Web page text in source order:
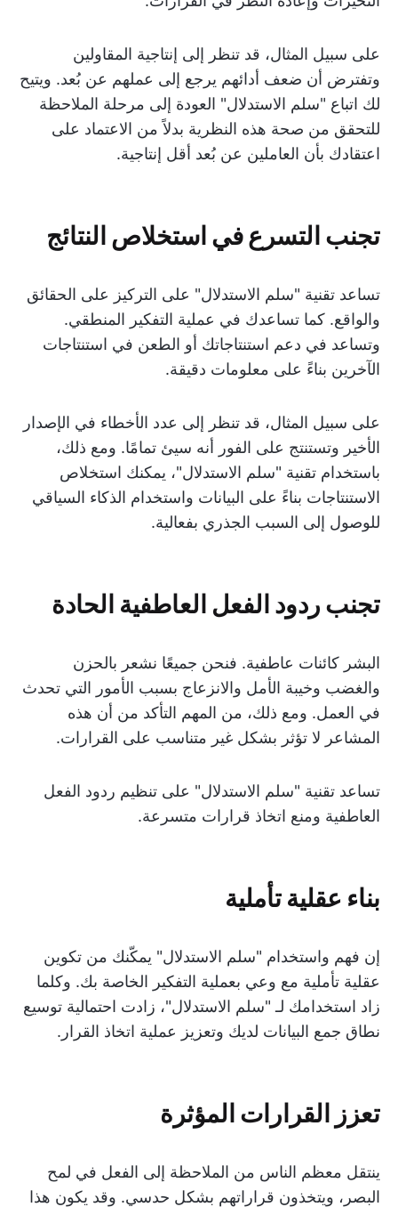
على سبيل المثال، قد تنظر إلى إنتاجية المقاولين
وتفترض أن ضعف أدائهم يرجع إلى عملهم عن بُعد. ويتيح
لك اتباع "سلم الاستدلال" العودة إلى مرحلة الملاحظة
للتحقق من صحة هذه النظرية بدلاً من الاعتماد على
اعتقادك بأن العاملين عن بُعد أقل إنتاجية.
تجنب التسرع في استخلاص النتائج
تساعد تقنية "سلم الاستدلال" على التركيز على الحقائق
والواقع. كما تساعدك في عملية التفكير المنطقي.
وتساعد في دعم استنتاجاتك أو الطعن في استنتاجات
الآخرين بناءً على معلومات دقيقة.
على سبيل المثال، قد تنظر إلى عدد الأخطاء في الإصدار
الأخير وتستنتج على الفور أنه سيئ تمامًا. ومع ذلك،
باستخدام تقنية "سلم الاستدلال"، يمكنك استخلاص
الاستنتاجات بناءً على البيانات واستخدام الذكاء السياقي
للوصول إلى السبب الجذري بفعالية.
تجنب ردود الفعل العاطفية الحادة
البشر كائنات عاطفية. فنحن جميعًا نشعر بالحزن
والغضب وخيبة الأمل والانزعاج بسبب الأمور التي تحدث
في العمل. ومع ذلك، من المهم التأكد من أن هذه
المشاعر لا تؤثر بشكل غير متناسب على القرارات.
تساعد تقنية "سلم الاستدلال" على تنظيم ردود الفعل
العاطفية ومنع اتخاذ قرارات متسرعة.
بناء عقلية تأملية
إن فهم واستخدام "سلم الاستدلال" يمكّنك من تكوين
عقلية تأملية مع وعي بعملية التفكير الخاصة بك. وكلما
زاد استخدامك لـ "سلم الاستدلال"، زادت احتمالية توسيع
نطاق جمع البيانات لديك وتعزيز عملية اتخاذ القرار.
تعزز القرارات المؤثرة
ينتقل معظم الناس من الملاحظة إلى الفعل في لمح
البصر، ويتخذون قراراتهم بشكل حدسي. وقد يكون هذا